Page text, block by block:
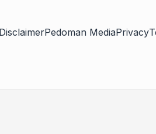
DisclaimerPedoman MediaPrivacy